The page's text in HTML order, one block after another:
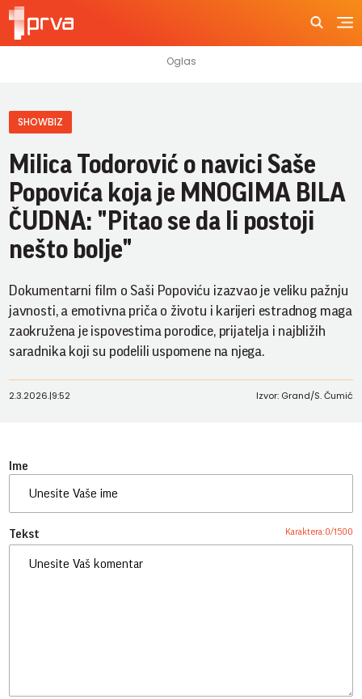
SHOWBIZ
Milica Todorović o navici Saše
Popovića koja je MNOGIMA BILA
ČUDNA: "Pitao se da li postoji
nešto bolje"
Dokumentarni film o Saši Popoviću izazvao je veliku pažnju
javnosti, a emotivna priča o životu i karijeri estradnog maga
zaokružena je ispovestima porodice, prijatelja i najbližih
saradnika koji su podelili uspomene na njega.
2.3.2026.|9:52 Izvor: Grand/S. Čumić
Ime
Tekst Karaktera:0/1500